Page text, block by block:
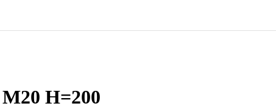
М20 Н=200